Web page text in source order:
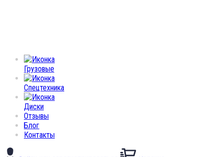
Грузовые
Спецтехника
Диски
Отзывы
Блог
Контакты